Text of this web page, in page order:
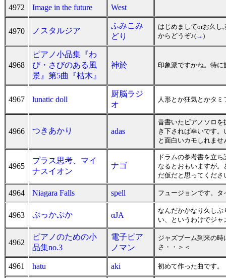
4972 Image in the future West
4970 ノスタルジア
ふみこみ
どり
はじめましてorお久し
からどうぞ♪(→)
4968
ピアノ小品集『わ
び・さびのある風
景』第5曲『枯木』
神於 印象派ですかね。特
4967 lunatic doll
厨脳ラジ
オ
人形とか狂気とかタ
4966 つきあかり adas
昔書いたピアノソロ
き下されば幸いです
と面白いカモしれませ
4965
プラス思考、マイ
ナスイオン
ナゴ
ドラムの参考書を立
なるとおもいますが
だ仮だと思ってくださ
4964 Niagara Falls spell フュージョンです。
4963 ぷっかぷか αJA
なんだかかなり久しぶ
い、というわけでジ
4962
ピアノのための小
品集no.3
電子ピア
ノマン
ジャズブーム到来の
さ・・＞＜
4961 hatu aki 初めて作った曲です。